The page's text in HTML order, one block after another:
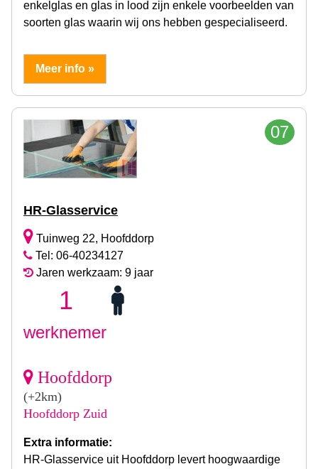
enkelglas en glas in lood zijn enkele voorbeelden van
soorten glas waarin wij ons hebben gespecialiseerd.
Meer info »
07
HR-Glasservice
Tuinweg 22, Hoofddorp
Tel: 06-40234127
Jaren werkzaam: 9 jaar
1
werknemer
Hoofddorp
(+2km)
Hoofddorp Zuid
Extra informatie:
HR-Glasservice uit Hoofddorp levert hoogwaardige